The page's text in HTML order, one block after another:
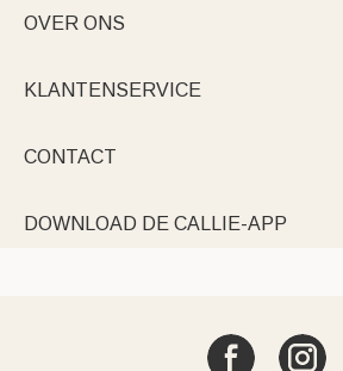
OVER ONS
KLANTENSERVICE
CONTACT
DOWNLOAD DE CALLIE-APP